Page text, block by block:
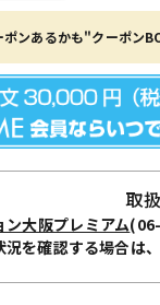
ポンあるかも"クーポン
取
ン大阪プレミアム
を確認する場合は